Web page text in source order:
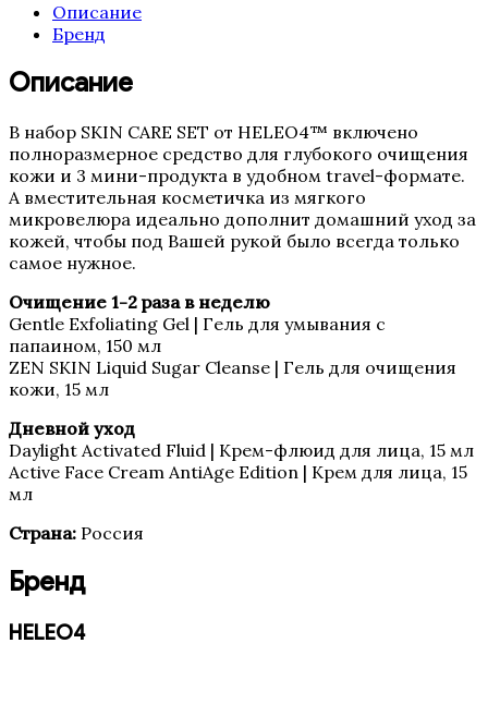
Очищение и демакияж
Скрабы и пилинги
Средства с SPF
Сыворотки
Тоники и лосьоны
REGENIQUE
HELEO4
WIQo
Luscious Lips
La MISO
ALLMIRIN
Описание
Бренд
Описание
В набор SKIN CARE SET от HELEO4™ включено
полноразмерное средство для глубокого очищения
кожи и 3 мини-продукта в удобном travel-формате.
А вместительная косметичка из мягкого
микровелюра идеально дополнит домашний уход за
кожей, чтобы под Вашей рукой было всегда только
самое нужное.
Очищение 1-2 раза в неделю
Gentle Exfoliating Gel | Гель для умывания с
папаином, 150 мл
ZEN SKIN Liquid Sugar Cleanse | Гель для очищения
кожи, 15 мл
Дневной уход
Daylight Activated Fluid | Крем-флюид для лица, 15 мл
Active Face Cream AntiAge Edition | Крем для лица, 15
мл
Страна: Россия
Бренд
HELEO4